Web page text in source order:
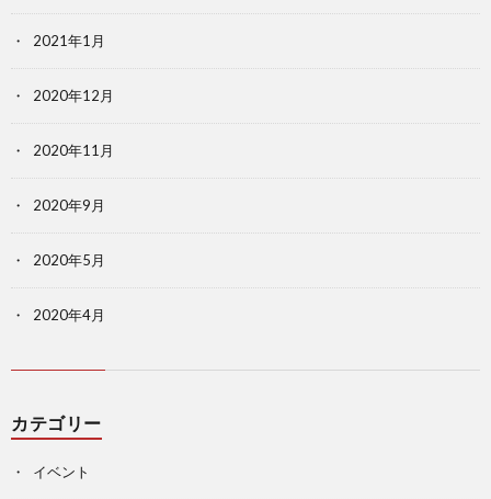
2021年1月
2020年12月
2020年11月
2020年9月
2020年5月
2020年4月
カテゴリー
イベント